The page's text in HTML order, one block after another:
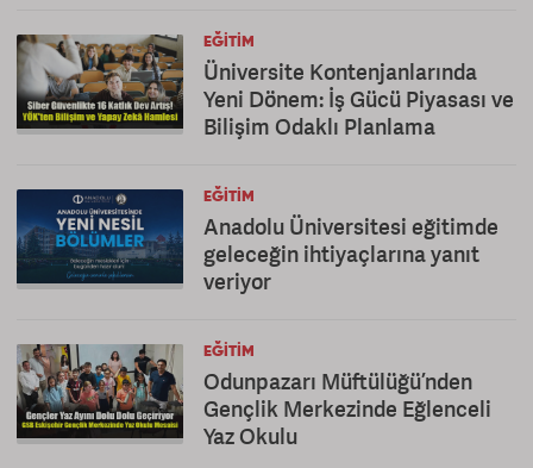
EĞITIM
Üniversite Kontenjanlarında
Yeni Dönem: İş Gücü Piyasası ve
Bilişim Odaklı Planlama
EĞITIM
Anadolu Üniversitesi eğitimde
geleceğin ihtiyaçlarına yanıt
veriyor
EĞITIM
Odunpazarı Müftülüğü’nden
Gençlik Merkezinde Eğlenceli
Yaz Okulu